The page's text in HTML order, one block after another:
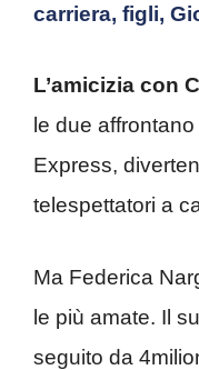
carriera, figli,
L’amicizia con
le due
Express,
telespettatori a
Ma Federica
le più amate. Il
seguito da